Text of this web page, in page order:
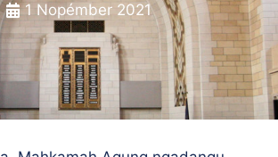
1 Nopémber 2021